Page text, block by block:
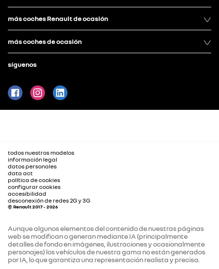
más coches Renault de ocasión
más coches de ocasión
síguenos
todos nuestros modelos
información legal
datos personales
data act
política de cookies
configurar cookies
accesibilidad
desconexión de redes 2G y 3G
© Renault 2017 - 2026
Aunque algunos elementos del contenido de nuestras páginas
web se modifican o generan mediante IA (principalmente
detalles de fondo en imágenes, ilustraciones y ocasionalmente
personajes) los vehículos de nuestra gama no están generados
por IA, lo que garantiza una representación realista y precisa.